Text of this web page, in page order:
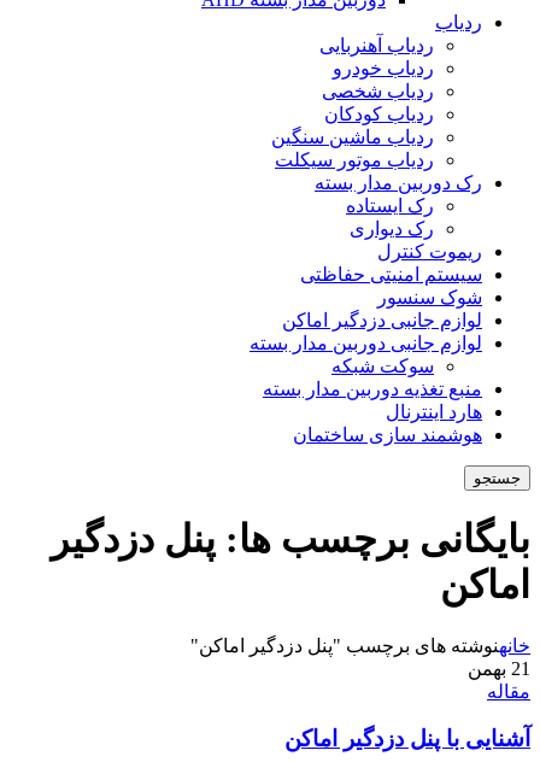
ردیاب
ردیاب آهنربایی
ردیاب خودرو
ردیاب شخصی
ردیاب کودکان
ردیاب ماشین سنگین
ردیاب موتور سیکلت
رک دوربین مدار بسته
رک ایستاده
رک دیواری
ریموت کنترل
سیستم امنیتی حفاظتی
شوک سنسور
لوازم جانبی دزدگیر اماکن
لوازم جانبی دوربین مدار بسته
سوکت شبکه
منبع تغذیه دوربین مدار بسته
هارد اینترنال
هوشمند سازی ساختمان
جستجو
بایگانی برچسب ها: پنل دزدگیر
اماکن
خانهنوشته های برچسب "پنل دزدگیر اماکن"
21 بهمن
مقاله
آشنایی با پنل دزدگیر اماکن